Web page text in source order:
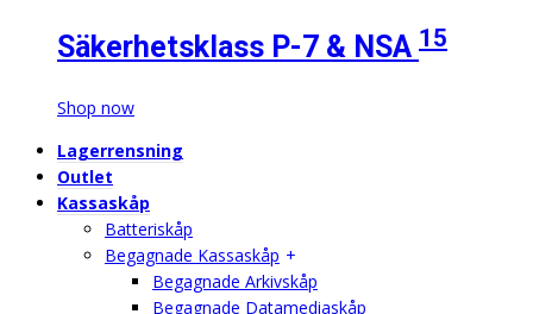
Säkerhetsklass P-7 & NSA 15
Shop now
Lagerrensning
Outlet
Kassaskåp
Batteriskåp
Begagnade Kassaskåp
Begagnade Arkivskåp
Begagnade Datamediaskåp